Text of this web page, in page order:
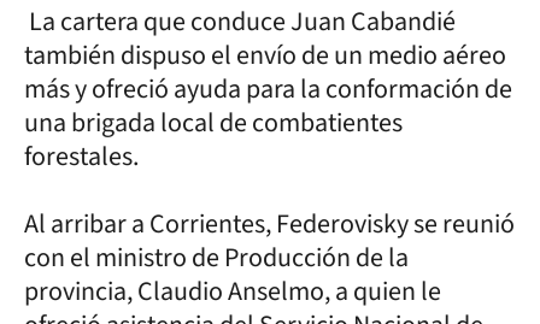
La cartera que conduce Juan Cabandié
también dispuso el envío de un medio aéreo
más y ofreció ayuda para la conformación de
una brigada local de combatientes
forestales.
Al arribar a Corrientes, Federovisky se reunió
con el ministro de Producción de la
provincia, Claudio Anselmo, a quien le